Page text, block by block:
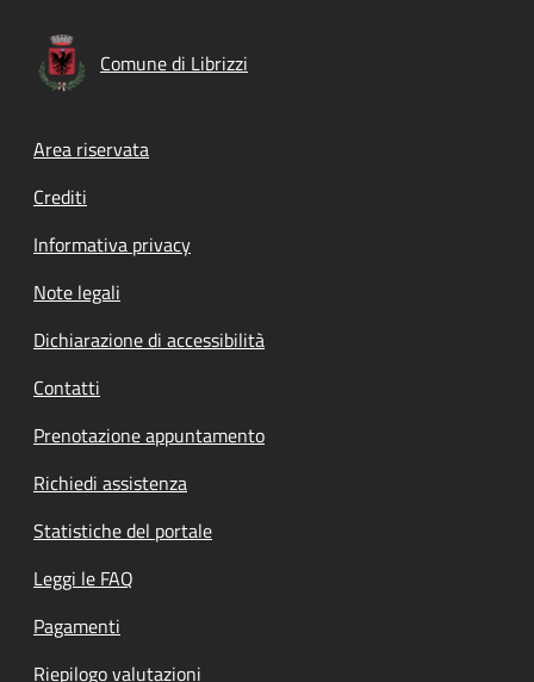
Comune di Librizzi
Footer menu
Area riservata
Crediti
Informativa privacy
Note legali
Dichiarazione di accessibilità
Contatti
Prenotazione appuntamento
Richiedi assistenza
Statistiche del portale
Leggi le FAQ
Pagamenti
Riepilogo valutazioni